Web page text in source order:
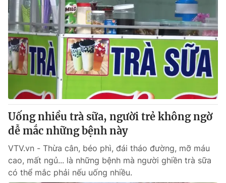
Uống nhiều trà sữa, người trẻ không ngờ
dễ mắc những bệnh này
VTV.vn - Thừa cân, béo phì, đái tháo đường, mỡ máu
cao, mất ngủ... là những bệnh mà người ghiền trà sữa
có thể mắc phải nếu uống nhiều.